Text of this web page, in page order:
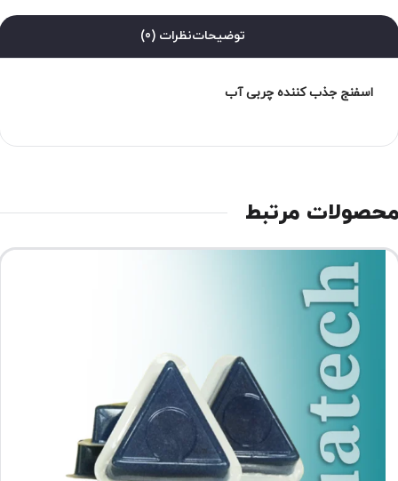
توضیحاتنظرات (0)
اسفنج جذب کننده چربی آب
مرتبط